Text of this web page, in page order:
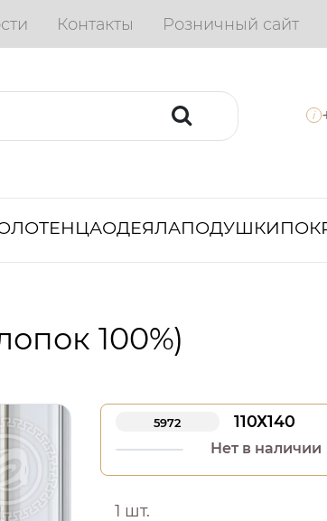
Контакты Розничный сайт
i
ОДЕЯЛАПОДУШКИ
100%)
5972 110Х140
Нет в наличии
1 шт.